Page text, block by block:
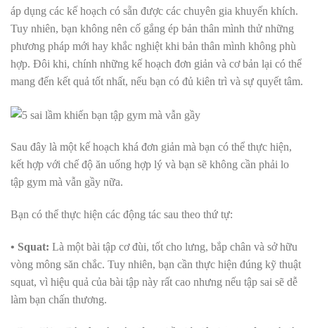
áp dụng các kế hoạch có sẵn được các chuyên gia khuyến khích.
Tuy nhiên, bạn không nên cố gắng ép bản thân mình thử những
phương pháp mới hay khắc nghiệt khi bản thân mình không phù
hợp. Đôi khi, chính những kế hoạch đơn giản và cơ bản lại có thể
mang đến kết quả tốt nhất, nếu bạn có đủ kiên trì và sự quyết tâm.
Sau đây là một kế hoạch khá đơn giản mà bạn có thể thực hiện,
kết hợp với chế độ ăn uống hợp lý và bạn sẽ không cần phải lo
tập gym mà vẫn gầy nữa.
Bạn có thể thực hiện các động tác sau theo thứ tự:
• Squat: Là một bài tập cơ đùi, tốt cho lưng, bắp chân và sở hữu
vòng mông săn chắc. Tuy nhiên, bạn cần thực hiện đúng kỹ thuật
squat, vì hiệu quả của bài tập này rất cao nhưng nếu tập sai sẽ dễ
làm bạn chấn thương.